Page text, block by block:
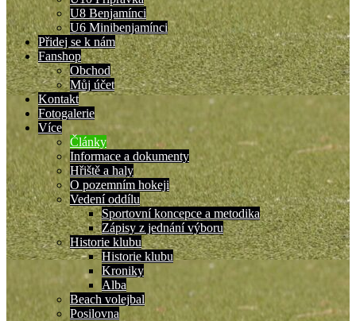
U8 Benjamínci
U6 Minibenjamínci
Přidej se k nám
Fanshop
Obchod
Můj účet
Kontakt
Fotogalerie
Více
Články
Informace a dokumenty
Hřiště a haly
O pozemním hokeji
Vedení oddílu
Sportovní koncepce a metodika
Zápisy z jednání výboru
Historie klubu
Historie klubu
Kroniky
Alba
Beach volejbal
Posilovna